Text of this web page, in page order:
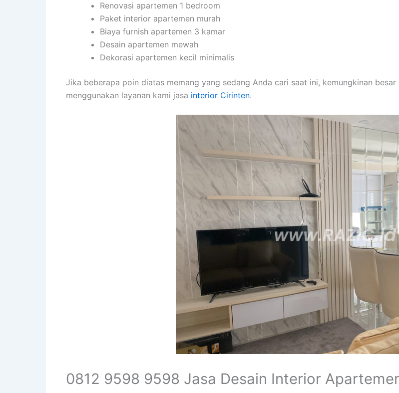
Renovasi apartemen 1 bedroom
Paket interior apartemen murah
Biaya furnish apartemen 3 kamar
Desain apartemen mewah
Dekorasi apartemen kecil minimalis
Jika beberapa poin diatas memang yang sedang Anda cari saat ini, kemungkinan
menggunakan layanan kami jasa interior Cirinten.
0812 9598 9598 Jasa Desain Interior